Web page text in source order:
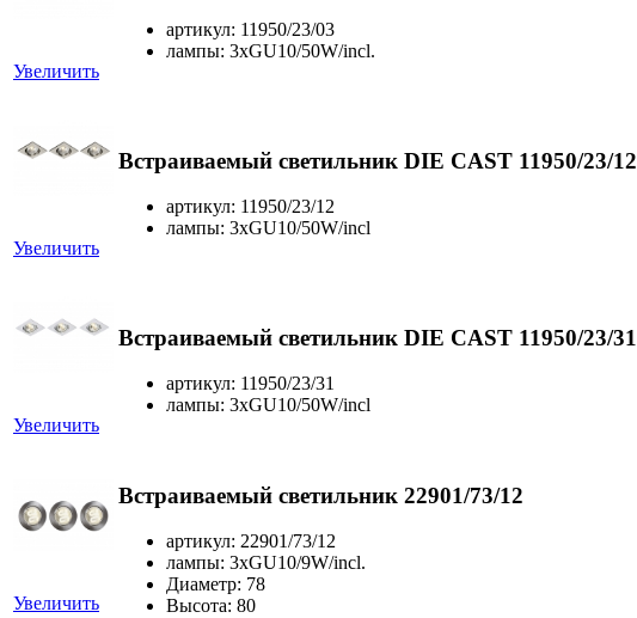
Увеличить
артикул: 11950/23/03
лампы: 3xGU10/50W/incl.
Увеличить
Встраиваемый светильник DIE CAST 11950/23/12
артикул: 11950/23/12
лампы: 3xGU10/50W/incl
Увеличить
Встраиваемый светильник DIE CAST 11950/23/31
артикул: 11950/23/31
лампы: 3xGU10/50W/incl
Увеличить
Встраиваемый светильник 22901/73/12
артикул: 22901/73/12
лампы: 3xGU10/9W/incl.
Диаметр: 78
Высота: 80